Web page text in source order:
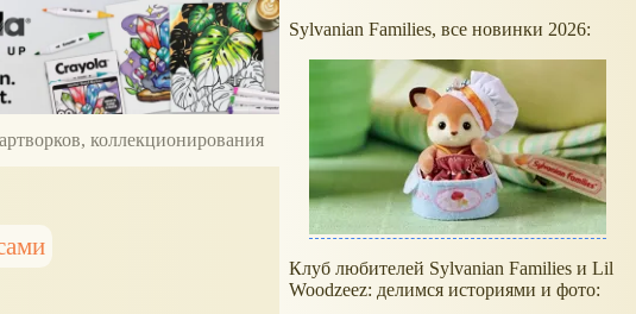
коллекционирования
Sylvanian Families, все новинки 2026:
Клуб любителей Sylvanian Families и Lil
Woodzeez: делимся историями и фото: